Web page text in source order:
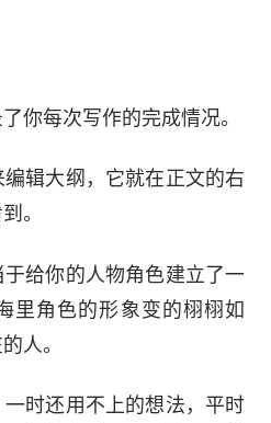
每次写作的完成情况。
辑大纲，它就在正文的右
。
给你的人物角色建立了一
里角色的形象变的栩栩如
人。
时还用不上的想法，平时